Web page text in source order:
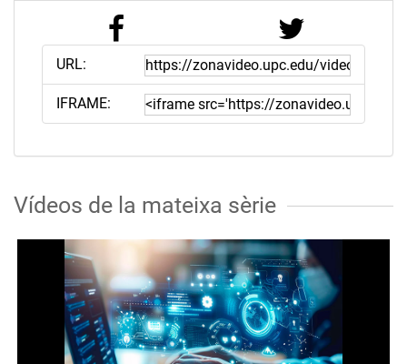
URL:
IFRAME:
Vídeos de la mateixa sèrie